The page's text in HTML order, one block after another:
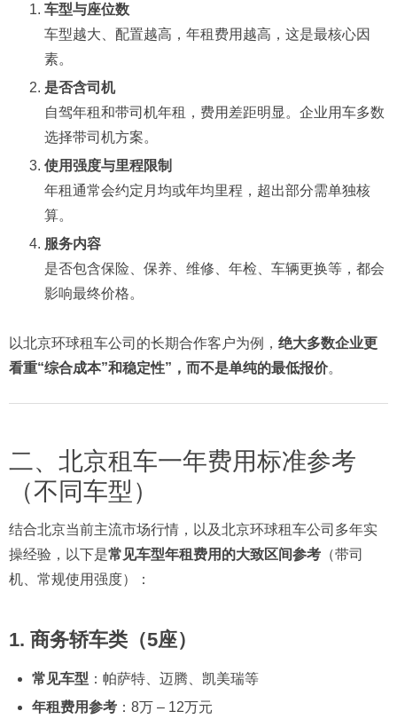
车型与座位数
车型越大、配置越高，年租费用越高，这是最核心因
素。
是否含司机
自驾年租和带司机年租，费用差距明显。企业用车多数
选择带司机方案。
使用强度与里程限制
年租通常会约定月均或年均里程，超出部分需单独核
算。
服务内容
是否包含保险、保养、维修、年检、车辆更换等，都会
影响最终价格。
以北京环球租车公司的长期合作客户为例， 绝大多数企业更
看重“综合成本”和稳定性”，而不是单纯的最低报价。
二、北京租车一年费用标准参考
（不同车型）
结合北京当前主流市场行情，以及北京环球租车公司多年实
操经验，以下是常见车型年租费用的大致区间参考 （带司
机、常规使用强度）：
1. 商务轿车类（5座）
常见车型 ：帕萨特、迈腾、凯美瑞等
年租费用参考：8万 – 12万元